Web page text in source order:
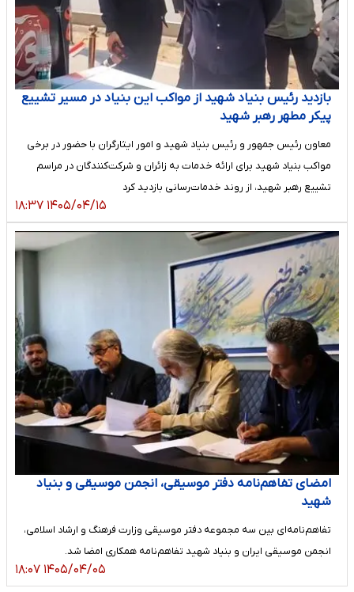
بازدید رئیس بنیاد شهید از مواکب این بنیاد در مسیر تشییع
پیکر مطهر رهبر شهید
​معاون رئیس جمهور و رئیس بنیاد شهید و امور ایثارگران با حضور در برخی
مواکب بنیاد شهید برای ارائه خدمات به زائران و شرکت‌کنندگان در مراسم
تشییع رهبر شهید، از روند خدمات‌رسانی بازدید کرد
۱۴۰۵/۰۴/۱۵ ۱۸:۳۷
امضای تفاهم‌نامه دفتر موسیقی، انجمن موسیقی و بنیاد
شهید
تفاهم‌نامه‌ای بین سه مجموعه دفتر موسیقی وزارت فرهنگ و ارشاد اسلامی،
انجمن موسیقی ایران و بنیاد شهید تفاهم‌نامه همکاری امضا شد.
۱۴۰۵/۰۴/۰۵ ۱۸:۰۷